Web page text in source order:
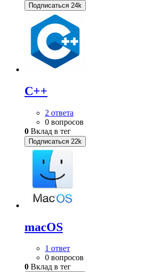
Подписаться 24k
C++
2 ответа
0 вопросов
0 Вклад в тег
Подписаться 22k
macOS
1 ответ
0 вопросов
0 Вклад в тег